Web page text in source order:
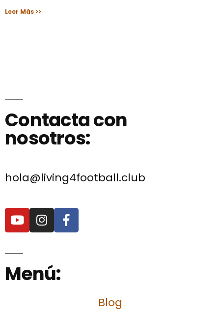
Leer Más >>
Contacta con
nosotros:
hola@living4football.club
Menú:
Blog